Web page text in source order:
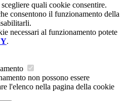
quali cookie consentire.
consentono il funzionamento della
necessari al funzionamento potete
.
non possono essere
l'elenco nella pagina della cookie